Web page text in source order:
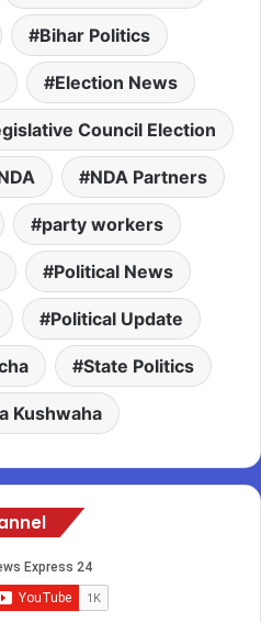
Bihar Politics
Election News
Council Election
NDA Partners
party workers
Political News
Political Update
State Politics
Kushwaha